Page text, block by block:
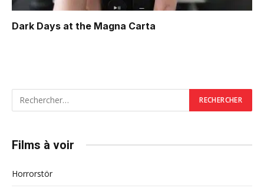
Dark Days at the Magna Carta
Films à voir
Horrorstör